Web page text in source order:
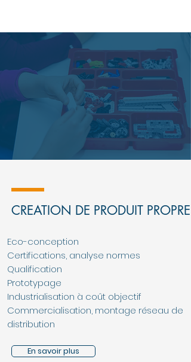
CREATION DE PRODUIT PROPRE
Eco-conception
Certifications, analyse normes
Qualification
Prototypage
Industrialisation à coût objectif
Commercialisation, montage réseau de
distribution
En savoir plus